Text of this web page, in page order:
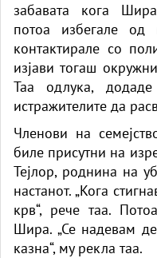
забавата кога
потоа избегале
контактирале со
изјави тогаш
Таа одлука,
истражителите да
Членови на
биле присутни на
Тејлор, роднина на
настанот. „Кога
крв“, рече таа.
Шира. „Се надевам
казна“, му рекла таа.